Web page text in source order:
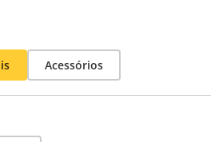
Acessórios